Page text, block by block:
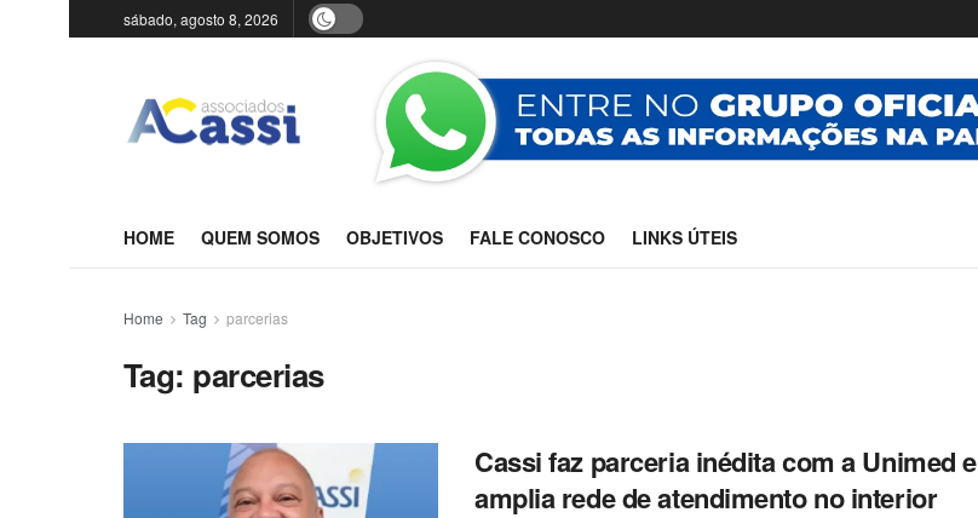
sábado, agosto 8, 2026
HOME QUEM SOMOS OBJETIVOS FALE CONOSCO LINKS ÚTEIS
Home Tag parcerias
Tag: parcerias
Cassi faz parceria inédita com a Unimed e
amplia rede de atendimento no interior